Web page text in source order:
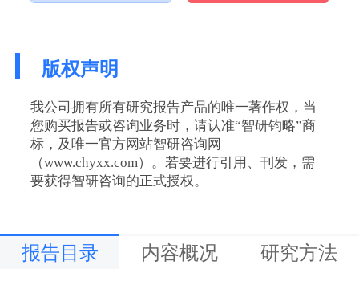
版权声明
我公司拥有所有研究报告产品的唯一著作权，当
您购买报告或咨询业务时，请认准“智研钧略”商
标，及唯一官方网站智研咨询网
（www.chyxx.com）。若要进行引用、刊发，需
要获得智研咨询的正式授权。
报告目录 内容概况 研究方法